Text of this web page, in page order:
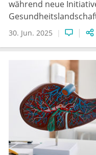
während neue
30. Jun. 2025